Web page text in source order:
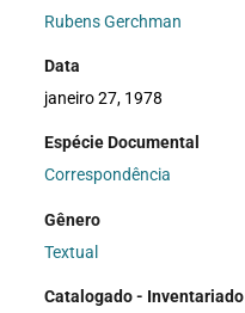
Rubens Gerchman
Data
janeiro 27, 1978
Espécie Documental
Correspondência
Gênero
Textual
Catalogado - Inventariado